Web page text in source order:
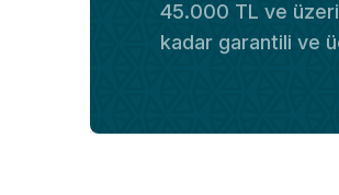
45.000 TL ve üzeri
kadar garantili ve